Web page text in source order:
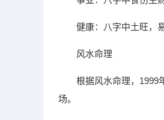
健康：八字中土旺，
风水命理
根据风水命理，1999
场。